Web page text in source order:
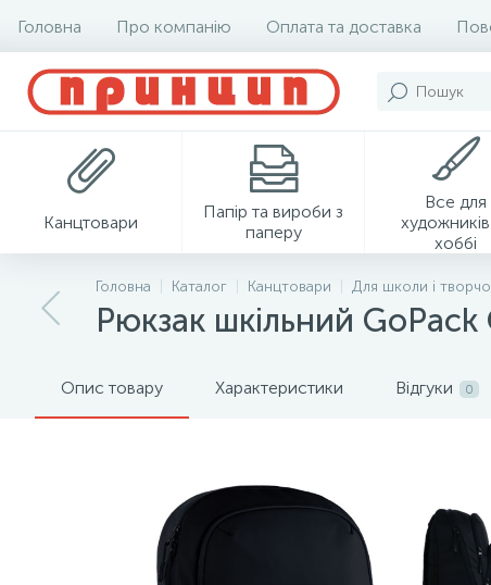
Головна Про компанію Оплата та доставка
Канцтовари
Папір та вироби з
паперу
Все для
хоббі
Головна Каталог Канцтовари Для школи і
Рюкзак шкільний
Опис товару Характеристики Відгуки 0